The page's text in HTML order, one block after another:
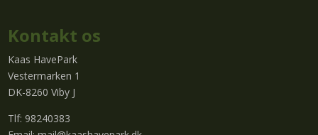
Kontakt os
Kaas HavePark
Vestermarken 1
DK-8260 Viby J
Tlf: 98240383